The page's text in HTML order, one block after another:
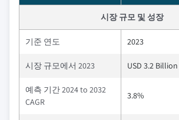
시장 규모 및 성장
기준 연도 2023
시장 규모에서 2023 USD 3.2 Billion
예측 기간 2024 to 2032
CAGR
3.8%